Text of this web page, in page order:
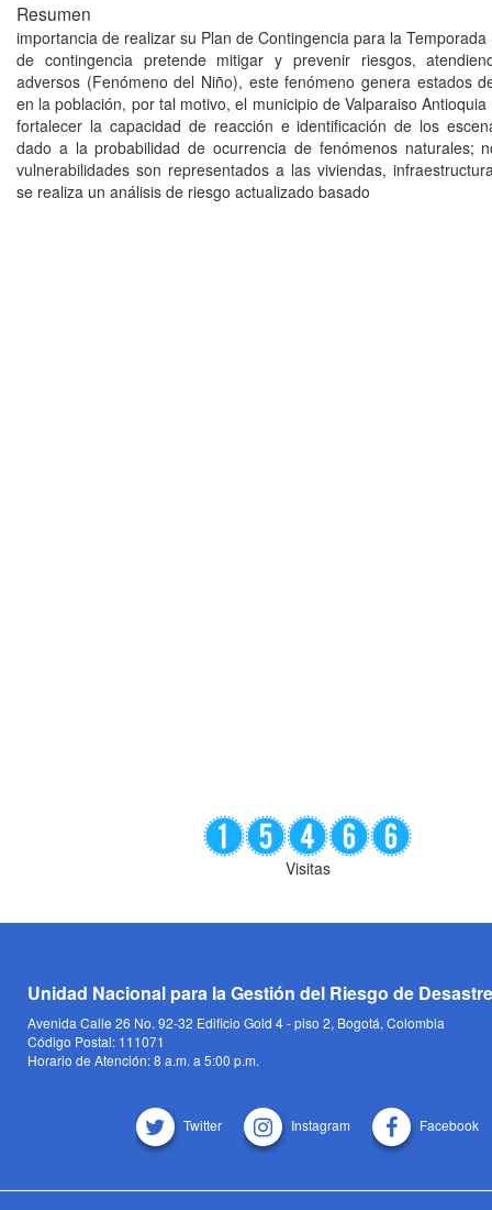
Resumen
importancia de realizar su Plan de Contingencia para la
de contingencia pretende mitigar y prevenir riesgos,
adversos (Fenómeno del Niño), este fenómeno genera estados
en la población, por tal motivo, el municipio de Valparaiso
fortalecer la capacidad de reacción e identificación de los
dado a la probabilidad de ocurrencia de fenómenos naturales;
vulnerabilidades son representados a las viviendas,
se realiza un análisis de riesgo actualizado basado
Visitas
Unidad Nacional para la Gestión del Riesgo de
Avenida Calle 26 No. 92-32 Edificio Gold 4 - piso 2, Bogotá, Colombia
Código Postal: 111071
Horario de Atención: 8 a.m. a 5:00 p.m.
Twitter Instagram Facebook